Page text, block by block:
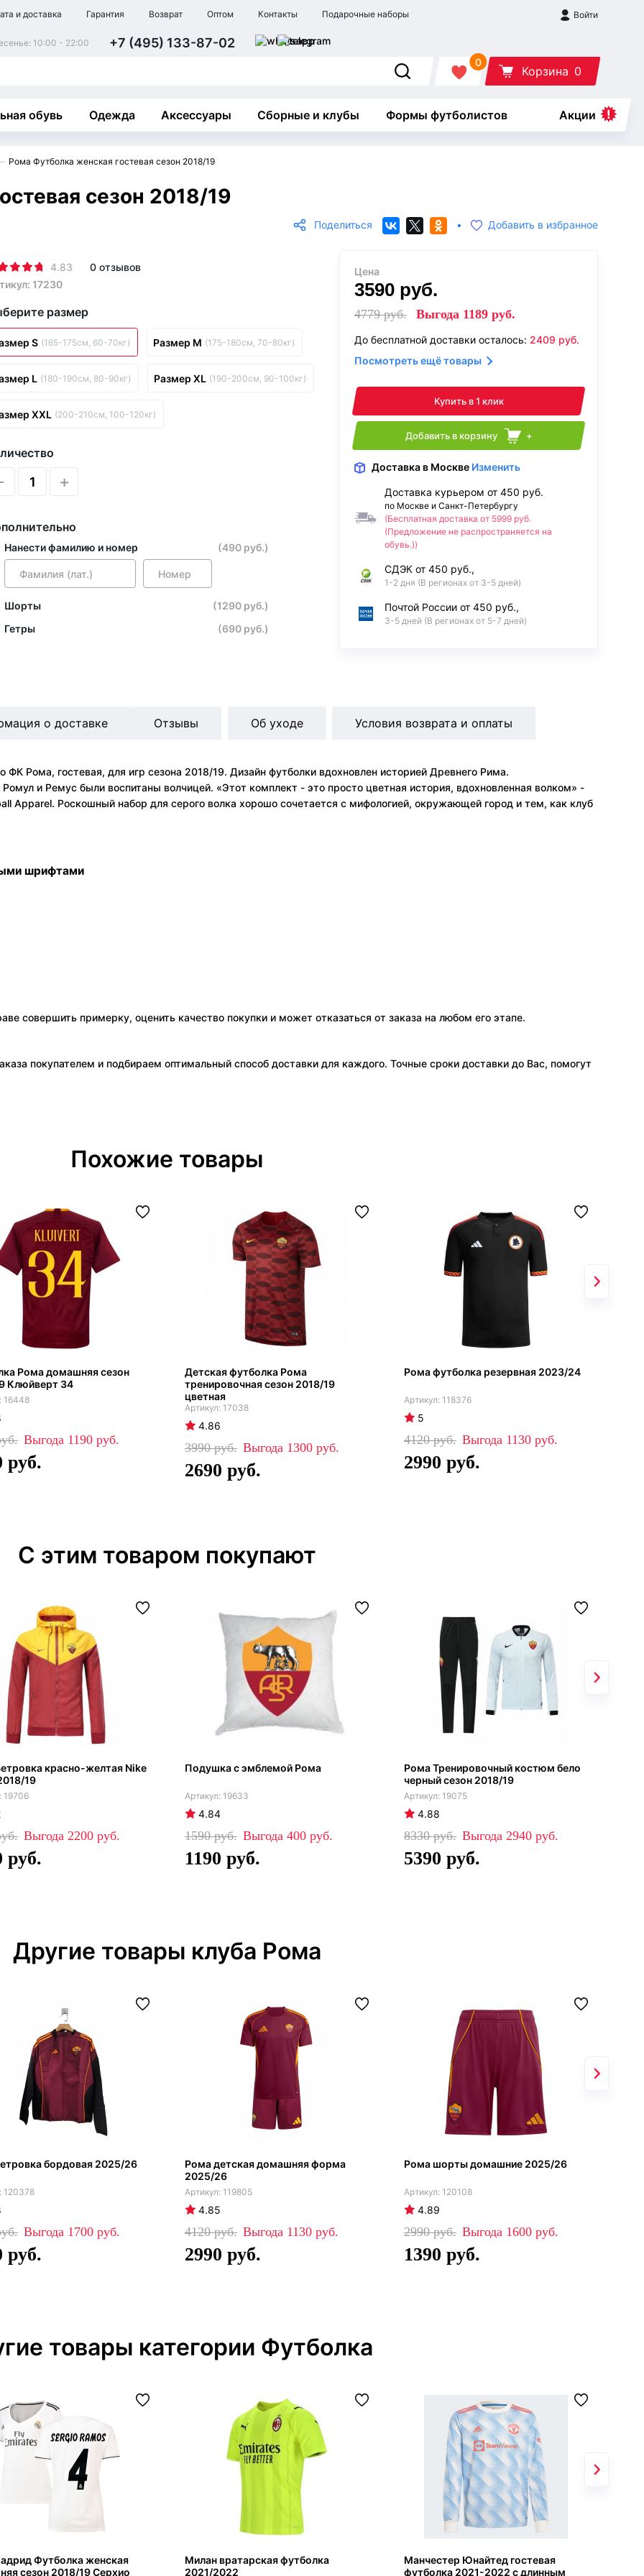
и доставка Гарантия Возврат Оптом Контакты Подарочные наборы Войти
10:00 - 22:00 +7 (495) 133-87-02
0
Корзина 0
обувь Одежда Аксессуары Сборные и клубы Формы футболистов Акции
Рома Футболка женская гостевая сезон 2018/19
сезон 2018/19
Поделиться • Добавить в избранное
4.83
0 отзывов
17230
размер
S (165-175см, 60-70кг) Размер M (175-180см, 70-80кг)
L (180-190см, 80-90кг) Размер XL (190-200см, 90-100кг)
XXL (200-210см, 100-120кг)
+
Нанести фамилию и номер (490 руб.)
Шорты
(1290 руб.)
Гетры
(690 руб.)
Цена
3590 руб.
4779руб. Выгода 1189 руб.
До бесплатной доставки осталось: 2409 руб.
Посмотреть ещё товары
Купить в 1 клик
Добавить в корзину +
Доставка в Москве Изменить
Доставка курьером от 450 руб.
по Москве и Санкт-Петербургу
(Бесплатная доставка от 5999 руб.
(Предложение не распространяется на
обувь.))
СДЭК от 450 руб.,
1-2 дня (В регионах от 3-5 дней)
Почтой России от 450 руб.,
3-5 дней (В регионах от 5-7 дней)
Рома, гостевая, для игр сезона 2018/19. Дизайн футболки вдохновлен историей Древнего Рима.
и Ремус были воспитаны волчицей. «Этот комплект - это просто цветная история, вдохновленная волком» -
Apparel. Роскошный набор для серого волка хорошо сочетается с мифологией, окружающей город и тем, как клуб
шрифтами
о доставке Отзывы Об уходе Условия возврата и оплаты
совершить примерку, оценить качество покупки и может отказаться от заказа на любом его этапе.
покупателем и подбираем оптимальный способ доставки для каждого. Точные сроки доставки до Вас, помогут
Похожие товары
Рома домашняя сезон
Клюйверт 34
16448
1190
Детская футболка Рома
тренировочная сезон 2018/19
цветная
17038
4.86
3990 1300
2690
Рома футболка резервная 2023/24
118376
5
4120 1130
2990
С этим товаром покупают
красно-желтая Nike
19
19706
2200
Подушка с эмблемой Рома
19633
4.84
1590 400
1190
Рома Тренировочный костюм бело
черный сезон 2018/19
19075
4.88
8330 2940
5390
Другие товары клуба Рома
бордовая 2025/26
120378
1700
Рома детская домашняя форма
2025/26
119805
4.85
4120 1130
2990
Рома шорты домашние 2025/26
120108
4.89
2990 1600
1390
товары категории Футболка
Футболка женская
сезон 2018/19 Серхио
Милан вратарская футболка
2021/2022
Манчестер Юнайтед гостевая
футболка 2021-2022 с длинным